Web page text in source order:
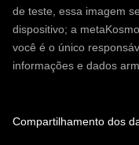
de teste, essa imagem
dispositivo; a
você é o único
informações e dados
Compartilhamento dos